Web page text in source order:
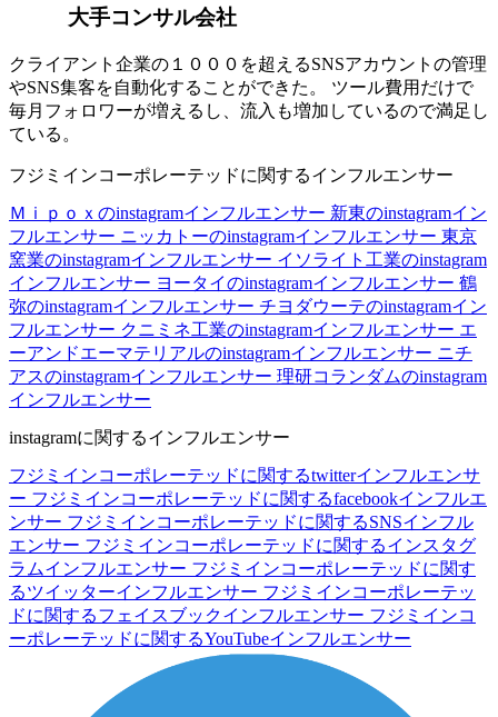
大手コンサル会社
クライアント企業の１０００を超えるSNSアカウントの管理
やSNS集客を自動化することができた。 ツール費用だけで
毎月フォロワーが増えるし、流入も増加しているので満足し
ている。
フジミインコーポレーテッドに関するインフルエンサー
Ｍｉｐｏｘのinstagramインフルエンサー 新東のinstagramイン
フルエンサー ニッカトーのinstagramインフルエンサー 東京
窯業のinstagramインフルエンサー イソライト工業のinstagram
インフルエンサー ヨータイのinstagramインフルエンサー 鶴
弥のinstagramインフルエンサー チヨダウーテのinstagramイン
フルエンサー クニミネ工業のinstagramインフルエンサー エ
ーアンドエーマテリアルのinstagramインフルエンサー ニチ
アスのinstagramインフルエンサー 理研コランダムのinstagram
インフルエンサー
instagramに関するインフルエンサー
フジミインコーポレーテッドに関するtwitterインフルエンサ
ー フジミインコーポレーテッドに関するfacebookインフルエ
ンサー フジミインコーポレーテッドに関するSNSインフル
エンサー フジミインコーポレーテッドに関するインスタグ
ラムインフルエンサー フジミインコーポレーテッドに関す
るツイッターインフルエンサー フジミインコーポレーテッ
ドに関するフェイスブックインフルエンサー フジミインコ
ーポレーテッドに関するYouTubeインフルエンサー